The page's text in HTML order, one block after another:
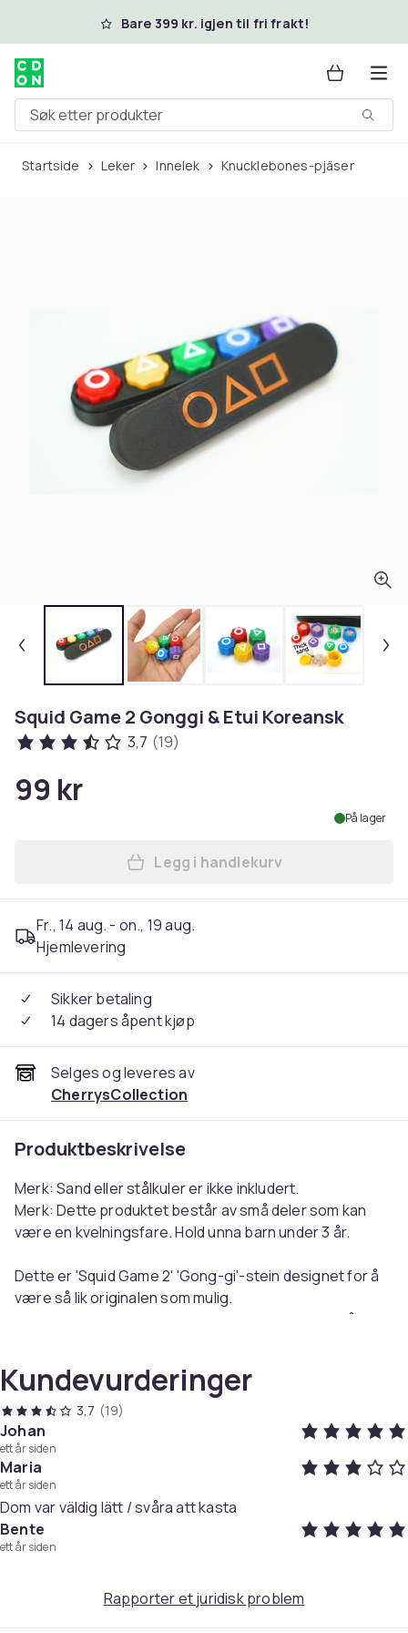
Hopp til hovedinnholdBare 399 kr. igjen til fri frakt!
Søk etter produkter
Startside Leker Innelek Knucklebones-pjäser
Squid Game 2 Gonggi & Etui Koreansk
3,7 (19)
99 kr
På lager
Legg Squid Game 2
Legg i handlekurv
Fr., 14 aug. - on., 19 aug.
Hjemlevering
Sikker betaling
14 dagers åpent kjøp
Selges og leveres av
CherrysCollection
Produktbeskrivelse
Merk: Sand eller stålkuler er ikke inkludert.
Merk: Dette produktet består av små deler som kan
være en kvelningsfare. Hold unna barn under 3 år.
Dette er 'Squid Game 2' 'Gong-gi'-stein designet for å
være så lik originalen som mulig.
Den er designet slik at du kan putte sand eller små
sand eller stålkuler!
Materiale: PLA-plast
Laget med 3D-teknologi.
Pakken inkluderer:
1 x Squid Game 2 Gonggi & Etui
Kundevurderinger
3,7 (19)
Johan
ett år siden
Maria
ett år siden
Dom var väldig lätt / svåra att kasta
Bente
ett år siden
Rapporter et juridisk problem